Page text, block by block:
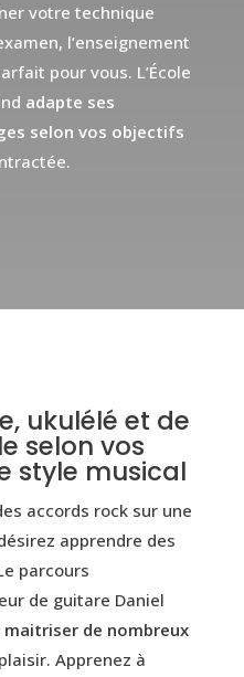
votre technique
l’enseignement
pour vous. L’École
adapte ses
selon vos objectifs
ukulélé et de
selon vos
style musical
accords rock sur une
apprendre des
parcours
de guitare Daniel
maitriser de nombreux
Apprenez à